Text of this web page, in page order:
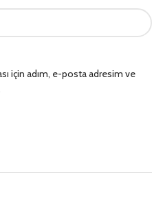
için adım, e-posta adresim ve